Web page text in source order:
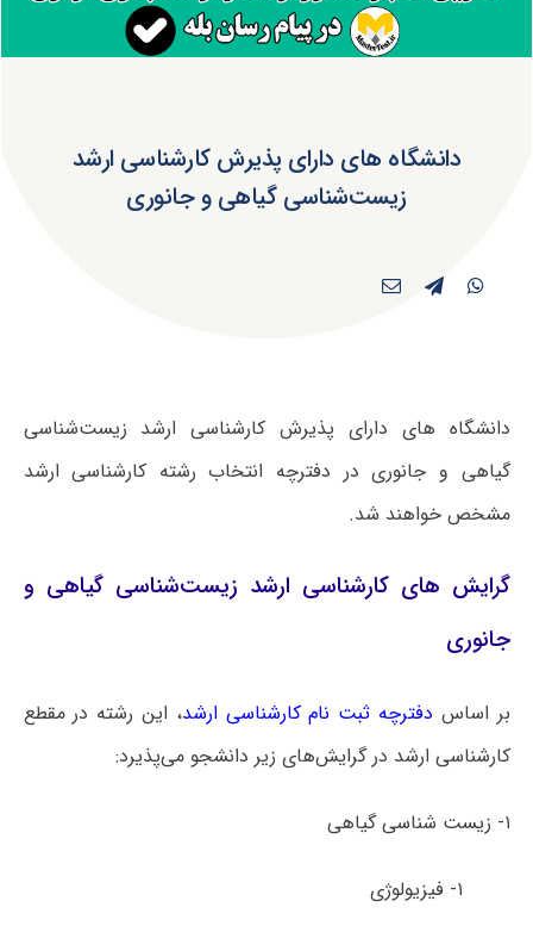
دانشگاه های دارای پذیرش کارشناسی ارشد
زیست‌شناسی گیاهی و جانوری
دانشگاه های دارای پذیرش کارشناسی ارشد زیست‌شناسی
گیاهی و جانوری در دفترچه انتخاب رشته کارشناسی ارشد
مشخص خواهند شد.
گرایش های کارشناسی ارشد زیست‌شناسی گیاهی و
جانوری
بر اساس دفترچه ثبت نام کارشناسی ارشد، این رشته در مقطع
کارشناسی ارشد در گرایش‌های زیر دانشجو می‌پذیرد:
۱- زیست شناسی گیاهی
۱- فیزیولوژی